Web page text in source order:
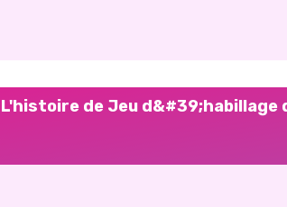
L'histoire de Jeu d&#39;habillage